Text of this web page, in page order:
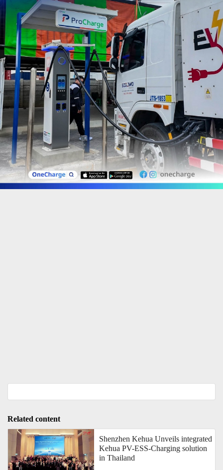
Related content
Shenzhen Kehua Unveils integrated
Kehua PV-ESS-Charging solution
in Thailand